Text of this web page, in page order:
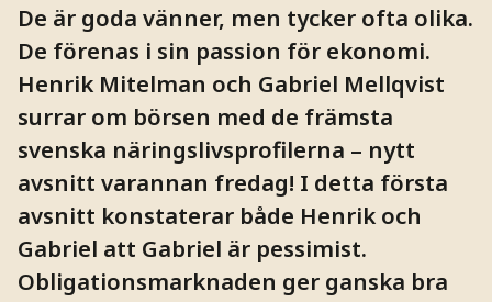
De är goda vänner, men tycker ofta olika.
De förenas i sin passion för ekonomi.
Henrik Mitelman och Gabriel Mellqvist
surrar om börsen med de främsta
svenska näringslivsprofilerna – nytt
avsnitt varannan fredag! I detta första
avsnitt konstaterar både Henrik och
Gabriel att Gabriel är pessimist.
Obligationsmarknaden ger ganska bra